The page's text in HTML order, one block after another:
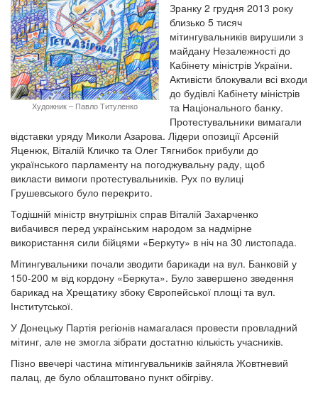
Художник – Павло Титуленко
Зранку 2 грудня 2013 року
близько 5 тисяч
мітингувальників вирушили з
майдану Незалежності до
Кабінету міністрів України.
Активісти блокували всі входи
до будівлі Кабінету міністрів
та Національного банку.
Протестувальники вимагали
відставки уряду Миколи Азарова. Лідери опозиції Арсеній
Яценюк, Віталій Кличко та Олег Тягнибок прибули до
українського парламенту на погоджувальну раду, щоб
викласти вимоги протестувальників. Рух по вулиці
Грушевського було перекрито.
Тодішній міністр внутрішніх справ Віталій Захарченко
вибачився перед українським народом за надмірне
використання сили бійцями «Беркуту» в ніч на 30 листопада.
Мітингувальники почали зводити барикади на вул. Банковій у
150-200 м від кордону «Беркута». Було завершено зведення
барикад на Хрещатику збоку Європейської площі та вул.
Інститутської.
У Донецьку Партія регіонів намагалася провести провладний
мітинг, але не змогла зібрати достатню кількість учасників.
Пізно ввечері частина мітингувальників зайняла Жовтневий
палац, де було облаштовано пункт обігріву.